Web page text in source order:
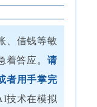
、借钱等敏
着答应。 请
者用手掌完
技术在模拟